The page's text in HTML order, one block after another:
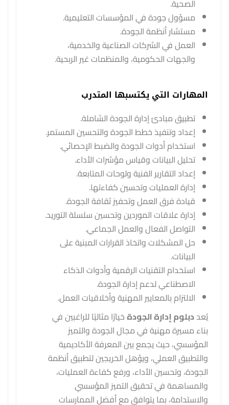
الصحية.
مسؤول جودة في المؤسسات التعليمية.
مستشار أنظمة الجودة.
العمل في الشركات الصناعية والخدمية،
والجهات الحكومية، والمنظمات غير الربحية.
المهارات التي يكتسبها المتدرب
تطبيق مبادئ إدارة الجودة الشاملة.
إعداد وتنفيذ خطط الجودة والتحسين المستمر.
استخدام أدوات الجودة والضبط الإحصائي.
تحليل البيانات وقياس مؤشرات الأداء.
إعداد التقارير الفنية ولوحات المتابعة.
إدارة العمليات وتحسين كفاءتها.
قيادة فرق العمل وتحفيز ثقافة الجودة.
إدارة علاقات الموردين وتحسين سلسلة التوريد.
التواصل الفعال والعمل الجماعي.
حل المشكلات واتخاذ القرارات المبنية على
البيانات.
استخدام التقنيات الرقمية وأدوات الذكاء
الاصطناعي لدعم إدارة الجودة.
الالتزام بالمعايير المهنية وأخلاقيات العمل.
يُعددبلوم إدارة الجودة خيارًا مثاليًا للراغبين في
بناء مسيرة مهنية في مجال الجودة والتميز
المؤسسي، حيث يجمع بين المعرفة الأكاديمية
والتطبيق العملي، ويؤهل الخريجين لتطبيق أنظمة
الجودة، وتحسين الأداء، ورفع كفاءة العمليات،
والمساهمة في تحقيق التميز المؤسسي
والاستدامة، بما يتوافق مع أفضل الممارسات